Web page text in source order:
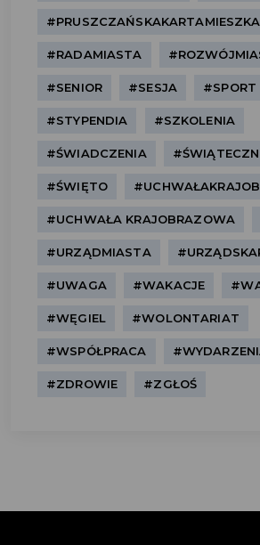
#RADAMIASTA
#SENIOR #SESJA #SPORT
#STYPENDIA #SZKOLENIA
#ŚWIADCZENIA
#ŚWIĘTO
#UCHWAŁA KRAJOBRAZOWA
#URZĄDMIASTA
#UWAGA #WAKACJE
#WĘGIEL #WOLONTARIAT
#WSPÓŁPRACA
#ZDROWIE #ZGŁOŚ